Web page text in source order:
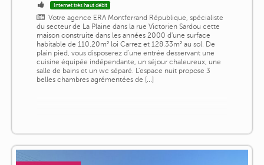
Internet très haut débit
Votre agence ERA Montferrand République, spécialiste
du secteur de La Plaine dans la rue Victorien Sardou cette
maison construite dans les années 2000 d'une surface
habitable de 110.20m² loi Carrez et 128.33m² au sol. De
plain pied, vous disposerez d'une entrée desservant une
cuisine équipée indépendante, un séjour chaleureux, une
salle de bains et un wc séparé. L'espace nuit propose 3
belles chambres agrémentées de [...]